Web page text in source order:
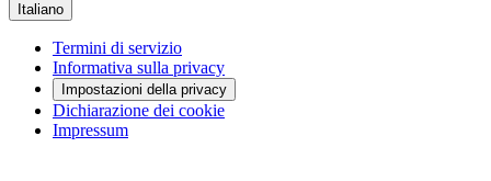
Italiano
Termini di servizio
Informativa sulla privacy
Impostazioni della privacy
Dichiarazione dei cookie
Impressum